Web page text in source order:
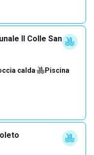
Il Colle San
calda· Piscina·